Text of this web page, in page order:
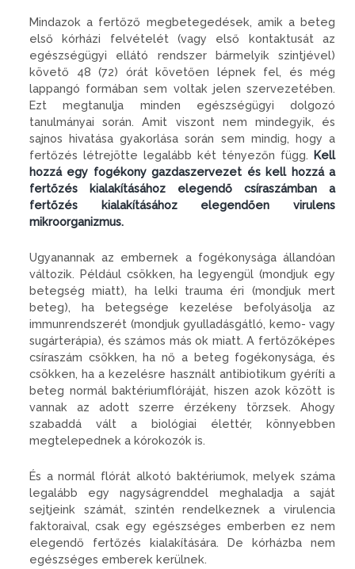
Mindazok a fertőző megbetegedések, amik a beteg
első kórházi felvételét (vagy első kontaktusát az
egészségügyi ellátó rendszer bármelyik szintjével)
követő 48 (72) órát követően lépnek fel, és még
lappangó formában sem voltak jelen szervezetében.
Ezt megtanulja minden egészségügyi dolgozó
tanulmányai során. Amit viszont nem mindegyik, és
sajnos hivatása gyakorlása során sem mindig, hogy a
fertőzés létrejötte legalább két tényezőn függ. Kell
hozzá egy fogékony gazdaszervezet és kell hozzá a
fertőzés kialakításához elegendő csíraszámban a
fertőzés kialakításához elegendően virulens
mikroorganizmus.
Ugyanannak az embernek a fogékonysága állandóan
változik. Például csökken, ha legyengül (mondjuk egy
betegség miatt), ha lelki trauma éri (mondjuk mert
beteg), ha betegsége kezelése befolyásolja az
immunrendszerét (mondjuk gyulladásgátló, kemo- vagy
sugárterápia), és számos más ok miatt. A fertőzőképes
csíraszám csökken, ha nő a beteg fogékonysága, és
csökken, ha a kezelésre használt antibiotikum gyéríti a
beteg normál baktériumflóráját, hiszen azok között is
vannak az adott szerre érzékeny törzsek. Ahogy
szabaddá vált a biológiai élettér, könnyebben
megtelepednek a kórokozók is.
És a normál flórát alkotó baktériumok, melyek száma
legalább egy nagyságrenddel meghaladja a saját
sejtjeink számát, szintén rendelkeznek a virulencia
faktoraival, csak egy egészséges emberben ez nem
elegendő fertőzés kialakítására. De kórházba nem
egészséges emberek kerülnek.